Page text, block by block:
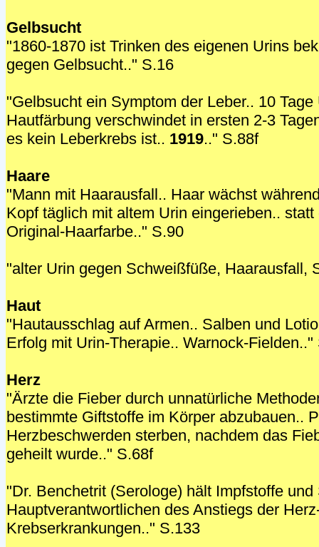
Gelbsucht
"1860-1870 ist Trinken des eigenen Urins
gegen Gelbsucht.." S.16
"Gelbsucht ein Symptom der Leber.. 10
Hautfärbung verschwindet in ersten 2-3
es kein Leberkrebs ist.. 1919.." S.88f
Haare
"Mann mit Haarausfall.. Haar wächst
Kopf täglich mit altem Urin eingerieben.. statt
Original-Haarfarbe.." S.90
"alter Urin gegen Schweißfüße, Haarausfall,
Haut
"Hautausschlag auf Armen.. Salben und
Erfolg mit Urin-Therapie.. Warnock-Fielden.."
Herz
"Ärzte die Fieber durch unnatürliche
bestimmte Giftstoffe im Körper abzubauen..
Herzbeschwerden sterben, nachdem das
geheilt wurde.." S.68f
"Dr. Benchetrit (Serologe) hält Impfstoffe und
Hauptverantwortlichen des Anstiegs der
Krebserkrankungen.." S.133